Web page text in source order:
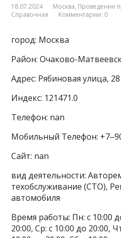
18.07.2024 Москва, Проведение
Справочная
Комментарии: 0
город: Москва
Район: Очаково-
Адрес: Рябиновая улица, 28
Индекс: 121471.0
Телефон: nan
Мобильный Телефон:
Сайт: nan
вид деятельности:
техобслуживание (СТО),
автомобиля
Время работы: Пн: с 10:00
20:00, Ср: с 10:00 до 20:00,